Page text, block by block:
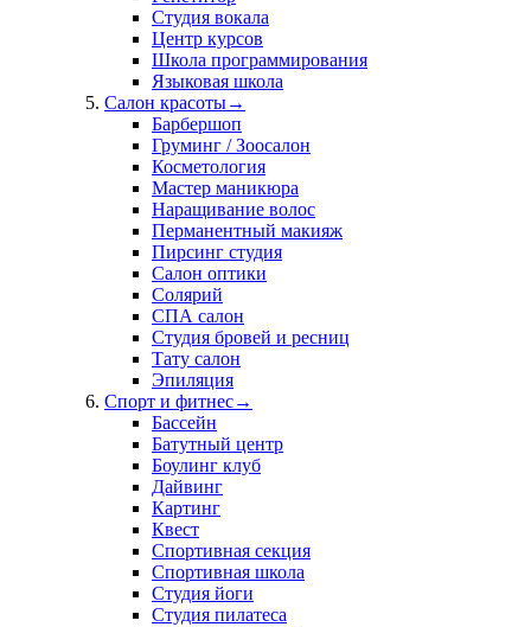
Студия вокала
Центр курсов
Школа программирования
Языковая школа
Салон красоты→
Барбершоп
Груминг / Зоосалон
Косметология
Мастер маникюра
Наращивание волос
Перманентный макияж
Пирсинг студия
Салон оптики
Солярий
СПА салон
Студия бровей и ресниц
Тату салон
Эпиляция
Спорт и фитнес→
Бассейн
Батутный центр
Боулинг клуб
Дайвинг
Картинг
Квест
Спортивная секция
Спортивная школа
Студия йоги
Студия пилатеса